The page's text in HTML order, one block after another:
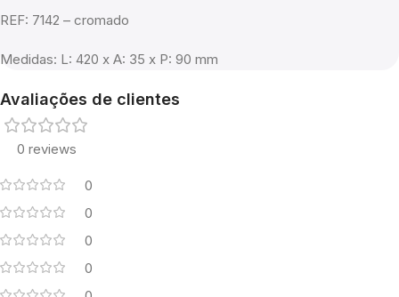
REF: 7142 – cromado
Medidas: L: 420 x A: 35 x P: 90 mm
Avaliações de clientes
0 reviews
0
0
0
0